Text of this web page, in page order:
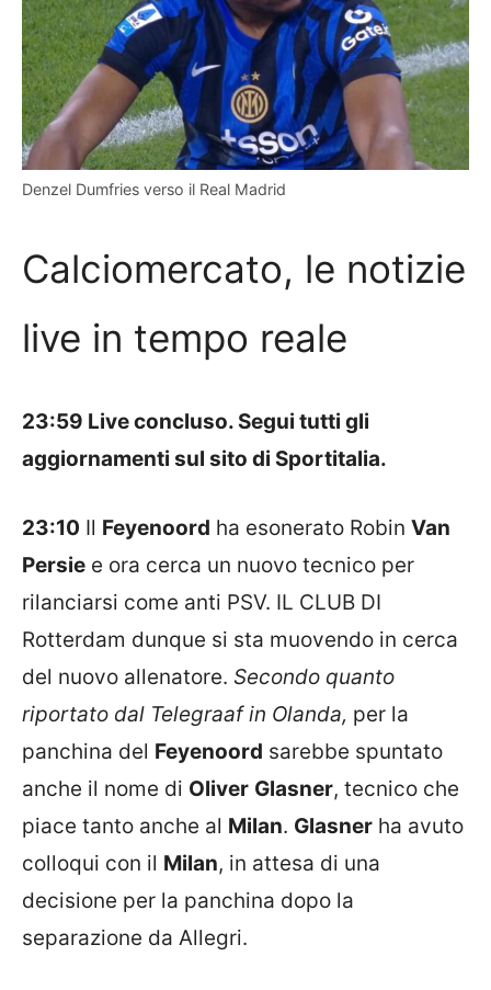
Denzel Dumfries verso il Real Madrid
Calciomercato, le notizie
live in tempo reale
23:59 Live concluso. Segui tutti gli
aggiornamenti sul sito di Sportitalia.
23:10 Il Feyenoord ha esonerato Robin Van
Persie e ora cerca un nuovo tecnico per
rilanciarsi come anti PSV. IL CLUB DI
Rotterdam dunque si sta muovendo in cerca
del nuovo allenatore. Secondo quanto
riportato dal Telegraaf in Olanda, per la
panchina del Feyenoord sarebbe spuntato
anche il nome di Oliver Glasner, tecnico che
piace tanto anche al Milan. Glasner ha avuto
colloqui con il Milan, in attesa di una
decisione per la panchina dopo la
separazione da Allegri.